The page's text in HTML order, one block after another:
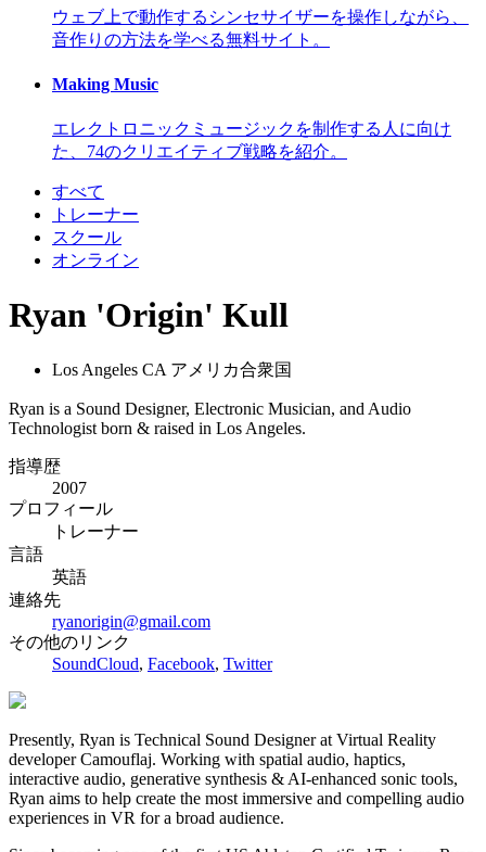
ウェブ上で動作するシンセサイザーを操作しながら、
音作りの方法を学べる無料サイト。
Making Music
エレクトロニックミュージックを制作する人に向け
た、74のクリエイティブ戦略を紹介。
すべて
トレーナー
スクール
オンライン
Ryan 'Origin' Kull
Los Angeles CA アメリカ合衆国
Ryan is a Sound Designer, Electronic Musician, and Audio
Technologist born & raised in Los Angeles.
指導歴
2007
プロフィール
トレーナー
言語
英語
連絡先
ryanorigin@gmail.com
その他のリンク
SoundCloud, Facebook, Twitter
Presently, Ryan is Technical Sound Designer at Virtual Reality
developer Camouflaj. Working with spatial audio, haptics,
interactive audio, generative synthesis & AI-enhanced sonic tools,
Ryan aims to help create the most immersive and compelling audio
experiences in VR for a broad audience.